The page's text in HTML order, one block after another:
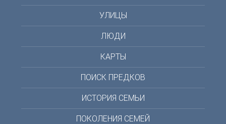
УЛИЦЫ
ЛЮДИ
КАРТЫ
ПОИСК ПРЕДКОВ
ИСТОРИЯ СЕМЬИ
ПОКОЛЕНИЯ СЕМЕЙ